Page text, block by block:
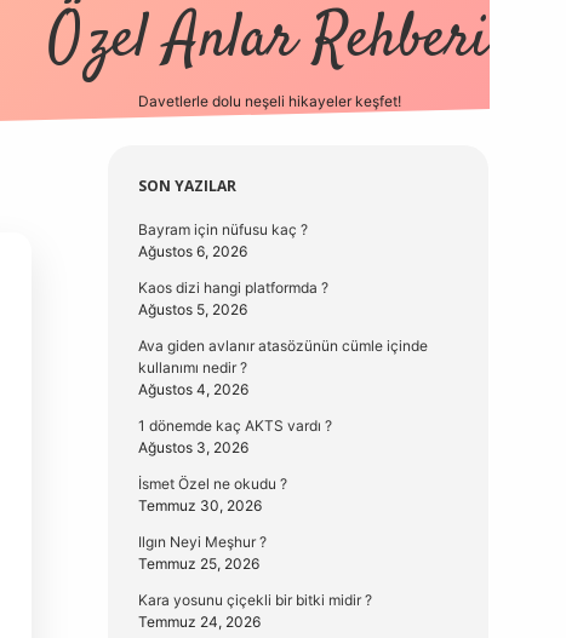
Özel Anlar Rehberi
Davetlerle dolu neşeli hikayeler keşfet!
Sidebar
SON YAZILAR
Bayram için nüfusu kaç ?
Ağustos 6, 2026
Kaos dizi hangi platformda ?
Ağustos 5, 2026
Ava giden avlanır atasözünün cümle içinde
kullanımı nedir ?
Ağustos 4, 2026
1 dönemde kaç AKTS vardı ?
Ağustos 3, 2026
İsmet Özel ne okudu ?
Temmuz 30, 2026
Ilgın Neyi Meşhur ?
Temmuz 25, 2026
Kara yosunu çiçekli bir bitki midir ?
Temmuz 24, 2026